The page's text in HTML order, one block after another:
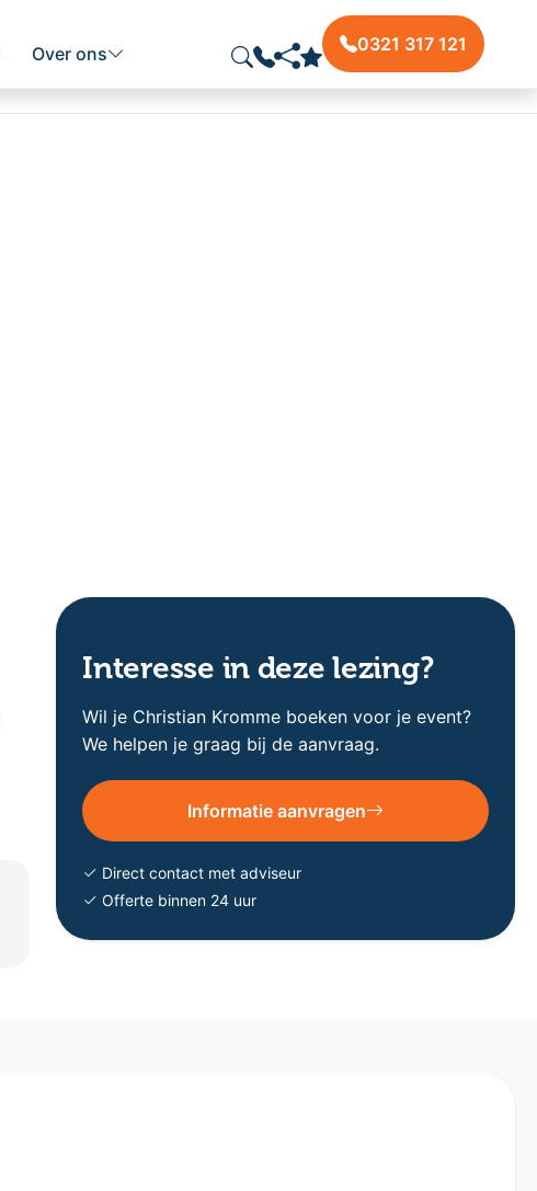
Over ons 0321 317 121
Interesse in deze lezing?
Wil je Christian Kromme boeken voor je event?
We helpen je graag bij de aanvraag.
Informatie aanvragen
Direct contact met adviseur
Offerte binnen 24 uur